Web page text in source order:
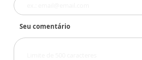
Seu comentário